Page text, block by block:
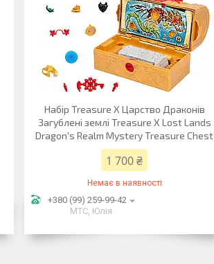
Набір Treasure X Царство Драконів
Загублені землі Treasure X Lost Lands
Dragon's Realm Mystery Treasure Chest
1 700 ₴
Немає в наявності
+380 (99) 259-99-42
МТС, Юлія